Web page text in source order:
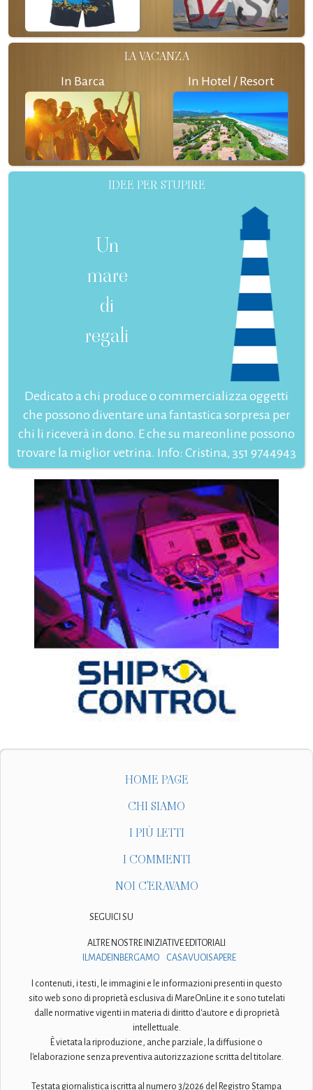
LA VACANZA
In Barca In Hotel / Resort
IDEE PER STUPIRE
Un
mare
di
regali
Dedicato a chi produce o commercializza oggetti
che possono diventare una fantastica sorpresa per
chi li riceverà in dono. E che su mareonline possono
trovare la miglior vetrina. Info: Cristina, 351 9744943
HOME PAGE
CHI SIAMO
I PIÙ LETTI
I COMMENTI
NOI C'ERAVAMO
SEGUICI SU
ALTRE NOSTRE INIZIATIVE EDITORIALI
ILMADEINBERGAMO
CASAVUOISAPERE
I contenuti, i testi, le immagini e le informazioni presenti in questo
sito web sono di proprietà esclusiva di MareOnLine.it e sono tutelati
dalle normative vigenti in materia di diritto d'autore e di proprietà
intellettuale.
È vietata la riproduzione, anche parziale, la diffusione o
l'elaborazione senza preventiva autorizzazione scritta del titolare.
Testata giornalistica iscritta al numero 3/2026 del Registro Stampa